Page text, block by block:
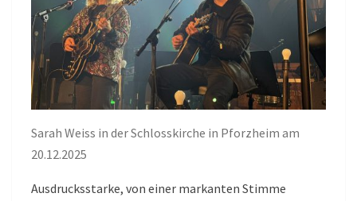
Sarah Weiss in der Schlosskirche in Pforzheim am
20.12.2025
Ausdrucksstarke, von einer markanten Stimme